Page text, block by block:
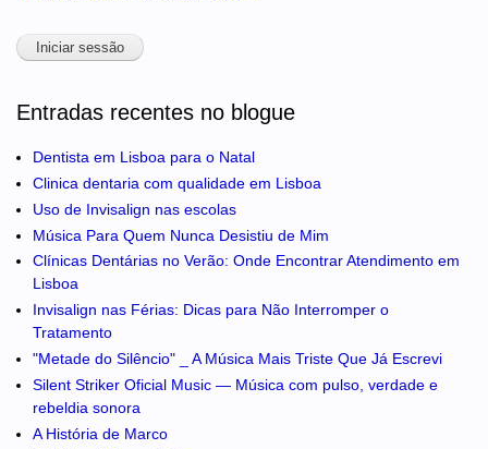
Entradas recentes no blogue
Dentista em Lisboa para o Natal
Clinica dentaria com qualidade em Lisboa
Uso de Invisalign nas escolas
Música Para Quem Nunca Desistiu de Mim
Clínicas Dentárias no Verão: Onde Encontrar Atendimento em
Lisboa
Invisalign nas Férias: Dicas para Não Interromper o
Tratamento
"Metade do Silêncio" _ A Música Mais Triste Que Já Escrevi
Silent Striker Oficial Music — Música com pulso, verdade e
rebeldia sonora
A História de Marco